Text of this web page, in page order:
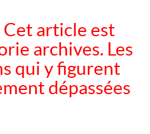
article est
archives. Les
qui y figurent
dépassées